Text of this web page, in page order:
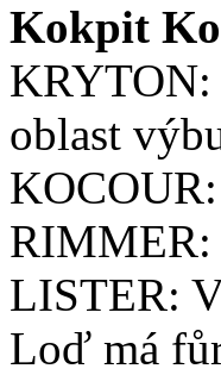
Kokpit
KRYTON:
oblast
RIMMER:
LISTER:
Loď má